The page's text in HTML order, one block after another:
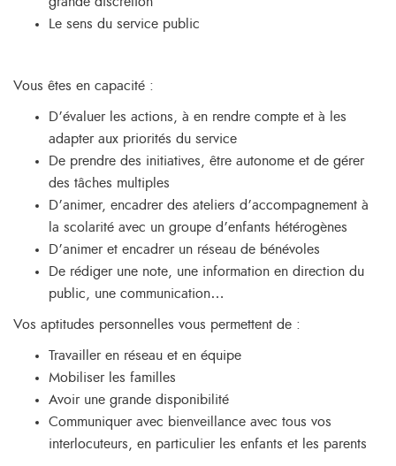
Le sens du service public
Vous êtes en capacité :
D’évaluer les actions, à en rendre compte et à les
adapter aux priorités du service
De prendre des initiatives, être autonome et de gérer
des tâches multiples
D’animer, encadrer des ateliers d’accompagnement à
la scolarité avec un groupe d’enfants hétérogènes
D’animer et encadrer un réseau de bénévoles
De rédiger une note, une information en direction du
public, une communication…
Vos aptitudes personnelles vous permettent de :
Travailler en réseau et en équipe
Mobiliser les familles
Avoir une grande disponibilité
Communiquer avec bienveillance avec tous vos
interlocuteurs, en particulier les enfants et les parents